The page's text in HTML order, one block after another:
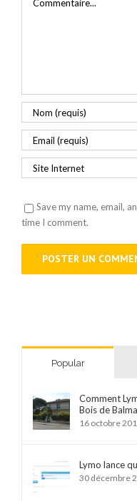
Save my name, email,
time I comment.
Popular
Comment
Bois de Balma
16 octobre
Lymo lance
30 décembre